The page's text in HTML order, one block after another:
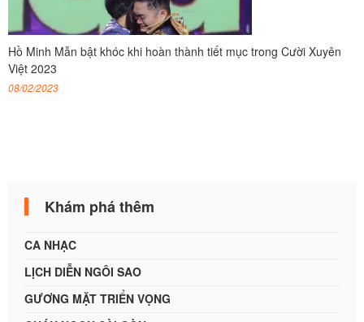
Hồ Minh Mẫn bật khóc khi hoàn thành tiết mục trong Cười Xuyên
Việt 2023
08/02/2023
Khám phá thêm
CA NHẠC
LỊCH DIỄN NGÔI SAO
GƯƠNG MẶT TRIỂN VỌNG